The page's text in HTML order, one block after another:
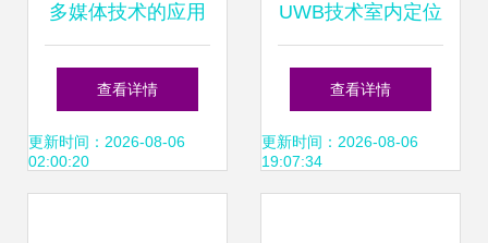
多媒体技术的应用
领域 信息科技领域
的技术开发探索
查看详情
更新时间：2026-08-06
02:00:20
UWB技术室内定位
精准迭代 浩云科技
撬动AR无限可能
查看详情
更新时间：2026-08-06
19:07:34